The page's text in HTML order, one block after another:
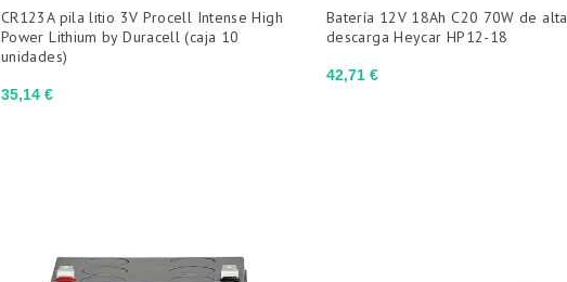
Precio
35,14 €
CR123A pila litio 3V Procell Intense High
Power Lithium by Duracell (caja 10
unidades)
Precio
42,71 €
Batería 12V 18Ah C20 70W de alta
descarga Heycar HP12-18